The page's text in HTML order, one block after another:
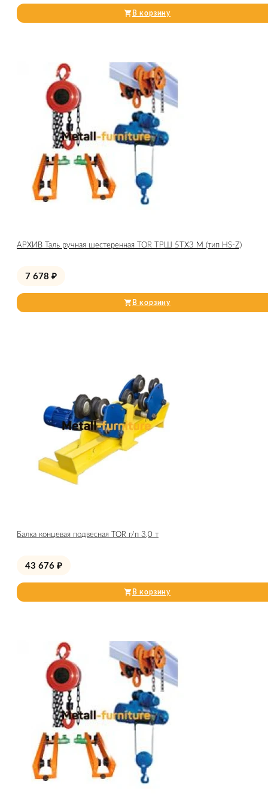
В корзину
АРХИВ Таль ручная шестеренная TOR ТРШ 5ТХ3 М (тип HS-Z)
7 678 ₽
В корзину
Балка концевая подвесная TOR г/п 3,0 т
43 676 ₽
В корзину